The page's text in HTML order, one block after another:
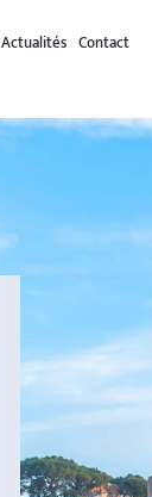
Actualités Contact